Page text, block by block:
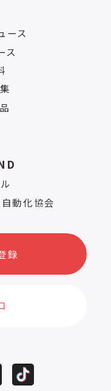
ース
ス
動化協会
録